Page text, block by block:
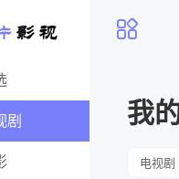
剧 我
电视剧